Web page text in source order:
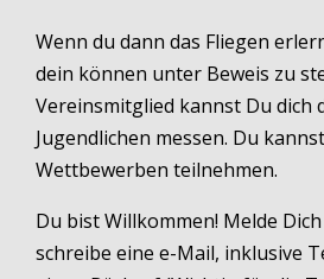
Wenn du dann das Fliegen
dein können unter Beweis zu
Vereinsmitglied kannst Du dich
Jugendlichen messen. Du
Wettbewerben teilnehmen.
Du bist Willkommen! Melde
schreibe eine e-Mail, inklusive